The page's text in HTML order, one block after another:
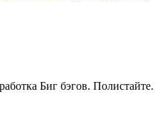
Биг бэгов.